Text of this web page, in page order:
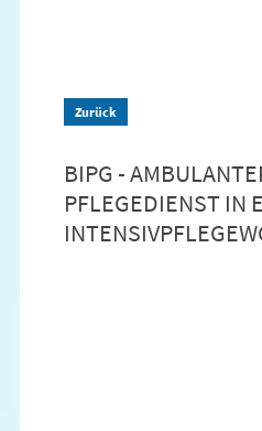
Zurück
BIPG -
PFLEGEDIENST IN